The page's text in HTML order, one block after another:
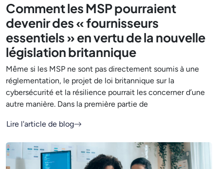
Comment les MSP pourraient
devenir des « fournisseurs
essentiels » en vertu de la nouvelle
législation britannique
Même si les MSP ne sont pas directement soumis à une
réglementation, le projet de loi britannique sur la
cybersécurité et la résilience pourrait les concerner d’une
autre manière. Dans la première partie de
Lire l'article de blog